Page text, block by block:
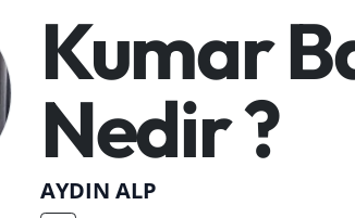
Kumar
Nedir ?
AYDIN ALP